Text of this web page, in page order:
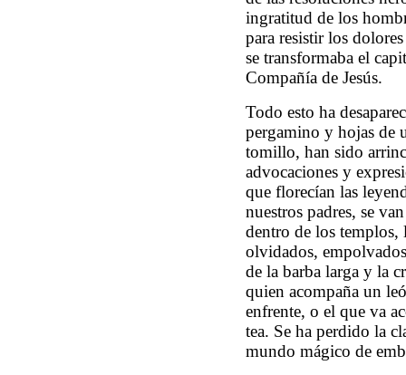
ingratitud de los
para resistir los
se transformaba el
Compañía de Jesús.
Todo esto ha
pergamino y hojas de
tomillo, han sido
advocaciones y
que florecían las
nuestros padres, se
dentro de los templos,
olvidados,
de la barba larga y la
quien acompaña un
enfrente, o el que va
tea. Se ha perdido la
mundo mágico de